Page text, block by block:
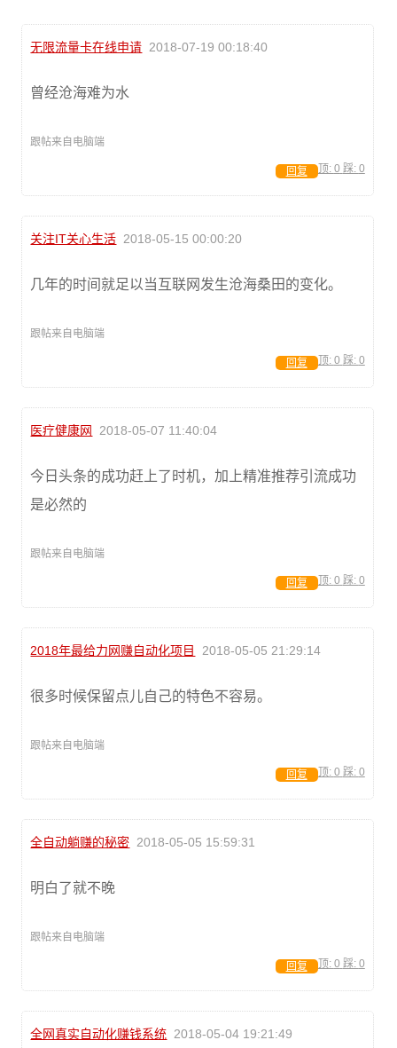
无限流量卡在线申请 2018-07-19 00:18:40
曾经沧海难为水
跟帖来自电脑端
顶: 0 踩: 0
回复
关注IT关心生活 2018-05-15 00:00:20
几年的时间就足以当互联网发生沧海桑田的变化。
跟帖来自电脑端
顶: 0 踩: 0
回复
医疗健康网 2018-05-07 11:40:04
今日头条的成功赶上了时机，加上精准推荐引流成功
是必然的
跟帖来自电脑端
顶: 0 踩: 0
回复
2018年最给力网赚自动化项目 2018-05-05 21:29:14
很多时候保留点儿自己的特色不容易。
跟帖来自电脑端
顶: 0 踩: 0
回复
全自动躺赚的秘密 2018-05-05 15:59:31
明白了就不晚
跟帖来自电脑端
顶: 0 踩: 0
回复
全网真实自动化赚钱系统 2018-05-04 19:21:49